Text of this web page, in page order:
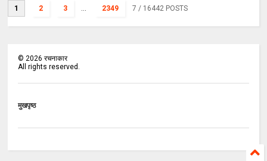
1 2 3 ... 2349 7 / 16442 POSTS
©2026 रचनाकार
All rights reserved.
मुखपृष्ठ